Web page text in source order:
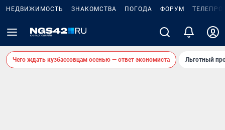
НЕДВИЖИМОСТЬ ЗНАКОМСТВА ПОГОДА ФОРУМ
Чего ждать кузбассовцам осенью — ответ экономиста Льготный